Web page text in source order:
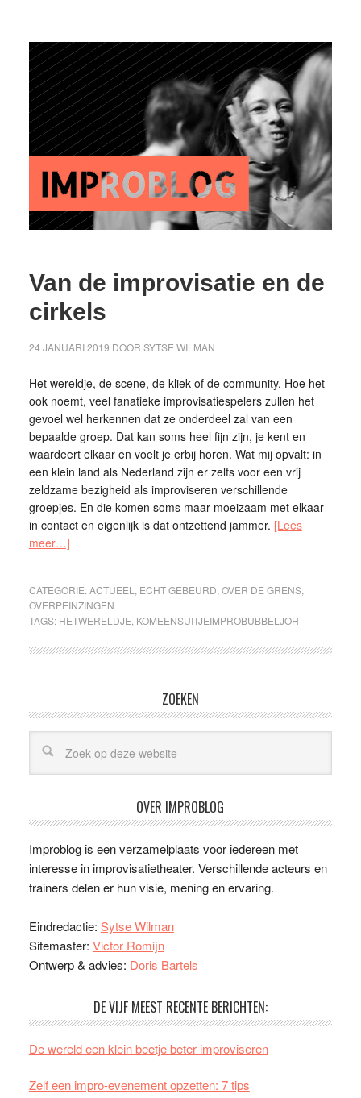
Van de improvisatie en de
cirkels
24 JANUARI 2019 DOOR SYTSE WILMAN
Het wereldje, de scene, de kliek of de community. Hoe het
ook noemt, veel fanatieke improvisatiespelers zullen het
gevoel wel herkennen dat ze onderdeel zal van een
bepaalde groep. Dat kan soms heel fijn zijn, je kent en
waardeert elkaar en voelt je erbij horen. Wat mij opvalt: in
een klein land als Nederland zijn er zelfs voor een vrij
zeldzame bezigheid als improviseren verschillende
groepjes. En die komen soms maar moeizaam met elkaar
in contact en eigenlijk is dat ontzettend jammer. [Lees
meer…]
CATEGORIE:ACTUEEL ECHT GEBEURD OVER DE GRENS,
OVERPEINZINGEN
TAGS: HETWERELDJE KOMEENSUITJEIMPROBUBBELJOH
ZOEKEN
OVER IMPROBLOG
Improblog is een verzamelplaats voor iedereen met
interesse in improvisatietheater. Verschillende acteurs en
trainers delen er hun visie, mening en ervaring.
Eindredactie: Sytse Wilman
Sitemaster: Victor Romijn
Ontwerp & advies: Doris Bartels
DE VIJF MEEST RECENTE BERICHTEN:
De wereld een klein beetje beter improviseren
Zelf een impro-evenement opzetten: 7 tips